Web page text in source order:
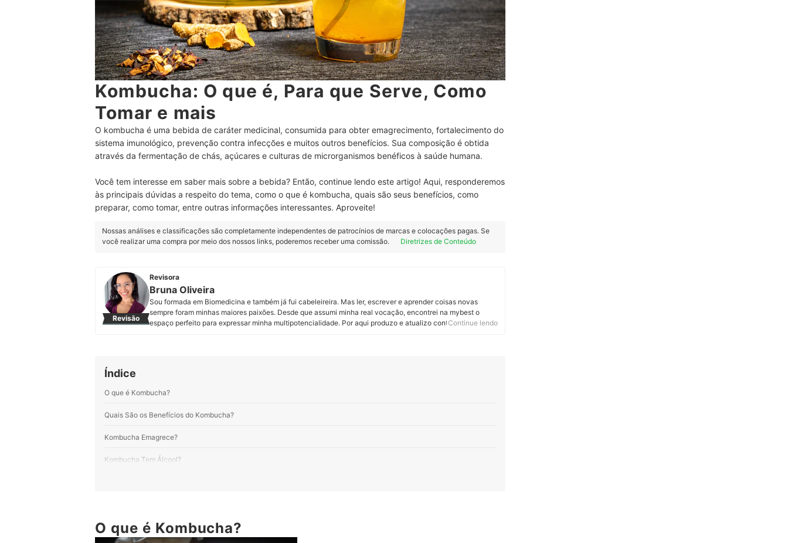
Kombucha: O que é, Para que Serve, Como
Tomar e mais
O kombucha é uma bebida de caráter medicinal, consumida para obter emagrecimento, fortalecimento do
sistema imunológico, prevenção contra infecções e muitos outros benefícios. Sua composição é obtida
através da fermentação de chás, açúcares e culturas de microrganismos benéficos à saúde humana.
Você tem interesse em saber mais sobre a bebida? Então, continue lendo este artigo! Aqui, responderemos
às principais dúvidas a respeito do tema, como o que é kombucha, quais são seus benefícios, como
preparar, como tomar, entre outras informações interessantes. Aproveite!
Nossas análises e classificações são completamente independentes de patrocínios de marcas e colocações pagas. Se
você realizar uma compra por meio dos nossos links, poderemos receber uma comissão.
Diretrizes de Conteúdo
Revisão
Revisora
Bruna Oliveira
Sou formada em Biomedicina e também já fui cabeleireira. Mas ler, escrever e aprender coisas novas
sempre foram minhas maiores paixões. Desde que assumi minha real vocação, encontrei na mybest o
espaço perfeito para expressar minha multipotencialidade. Por aqui produzo e atualizo conteúdos sobre os
Continue lendo
Índice
O que é Kombucha?
Quais São os Benefícios do Kombucha?
Kombucha Emagrece?
Kombucha Tem Álcool?
Ingredientes
O que é Kombucha?